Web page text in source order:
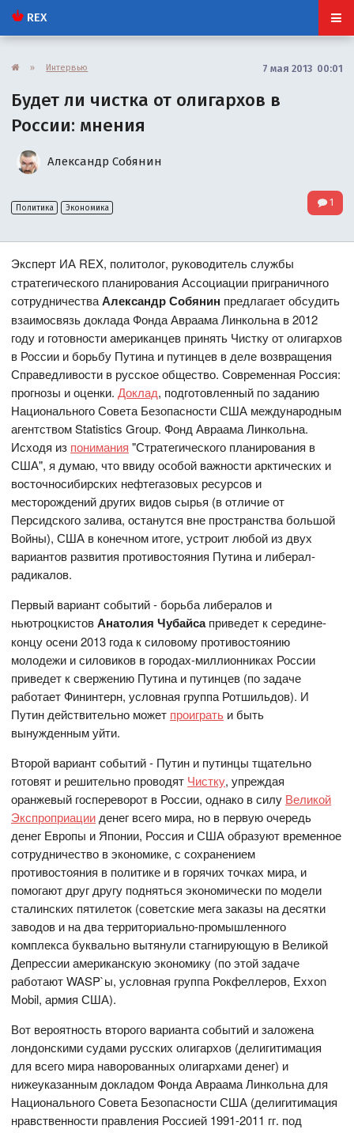
REX
» Интервью 7 мая 2013 00:01
Будет ли чистка от олигархов в
России: мнения
Александр Собянин
Политика Экономика 1
Эксперт ИА REX, политолог, руководитель службы
стратегического планирования Ассоциации приграничного
сотрудничестваАлександр Собянин предлагает обсудить
взаимосвязь доклада Фонда Авраама Линкольна в 2012
году и готовности американцев принять Чистку от олигархов
в России и борьбу Путина и путинцев в деле возвращения
Справедливости в русское общество. Современная Россия:
прогнозы и оценки.Доклад, подготовленный по заданию
Национального Совета Безопасности США международным
агентством Statistics Group. Фонд Авраама Линкольна.
Исходя из понимания "Стратегического планирования в
США", я думаю, что ввиду особой важности арктических и
восточносибирских нефтегазовых ресурсов и
месторождений других видов сырья (в отличие от
Персидского залива, останутся вне пространства большой
Войны), США в конечном итоге, устроит любой из двух
вариантов развития противостояния Путина и либерал-
радикалов.
Первый вариант событий - борьба либералов и
ньютроцкистовАнатолия Чубайсаприведет к середине-
концу осени 2013 года к силовому противостоянию
молодежи и силовиков в городах-миллионниках России
приведет к свержению Путина и путинцев (по задаче
работает Фининтерн, условная группа Ротшильдов). И
Путин действительно может проиграть и быть
вынужденным уйти.
Второй вариант событий - Путин и путинцы тщательно
готовят и решительно проводят Чистку, упреждая
оранжевый госпереворот в России, однако в силу Великой
Экспроприацииденег всего мира, но в первую очередь
денег Европы и Японии, Россия и США образуют временное
сотрудничество в экономике, с сохранением
противостояния в политике и в горячих точках мира, и
помогают друг другу подняться экономически по модели
сталинских пятилеток (советские мега заказы на десятки
заводов и на два территориально-промышленного
комплекса буквально вытянули стагнирующую в Великой
Депрессии американскую экономику (по этой задаче
работают WASP`ы, условная группа Рокфеллеров, Exxon
Mobil, армия США).
Вот вероятность второго варианта событий и заложена
лондонскими судами русских олигархов (делигитимация
для всего мира наворованных олигархами денег) и
нижеуказанным докладом Фонда Авраама Линкольна для
Национального Совета Безопасности США (делигитимация
нравственности правления Россией 1991-2011 гг. под